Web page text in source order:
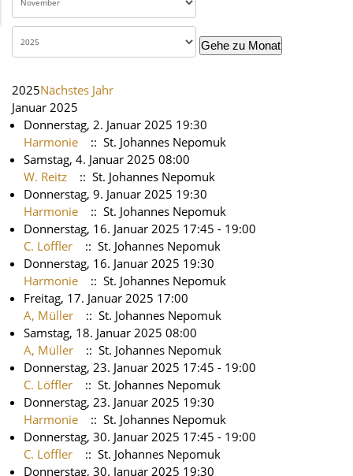
Gehe zu Monat
2025Nächstes Jahr
Januar 2025
Donnerstag, 2. Januar 2025 19:30
Harmonie
:: St. Johannes Nepomuk
Samstag, 4. Januar 2025 08:00
W. Reitz
:: St. Johannes Nepomuk
Donnerstag, 9. Januar 2025 19:30
Harmonie
:: St. Johannes Nepomuk
Donnerstag, 16. Januar 2025 17:45 - 19:00
C. Löffler
:: St. Johannes Nepomuk
Donnerstag, 16. Januar 2025 19:30
Harmonie
:: St. Johannes Nepomuk
Freitag, 17. Januar 2025 17:00
A, Müller
:: St. Johannes Nepomuk
Samstag, 18. Januar 2025 08:00
A, Müller
:: St. Johannes Nepomuk
Donnerstag, 23. Januar 2025 17:45 - 19:00
C. Löffler
:: St. Johannes Nepomuk
Donnerstag, 23. Januar 2025 19:30
Harmonie
:: St. Johannes Nepomuk
Donnerstag, 30. Januar 2025 17:45 - 19:00
C. Löffler
:: St. Johannes Nepomuk
Donnerstag, 30. Januar 2025 19:30